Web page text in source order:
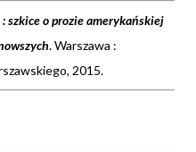
szkice o prozie amerykańskiej
. Warszawa :
2015.